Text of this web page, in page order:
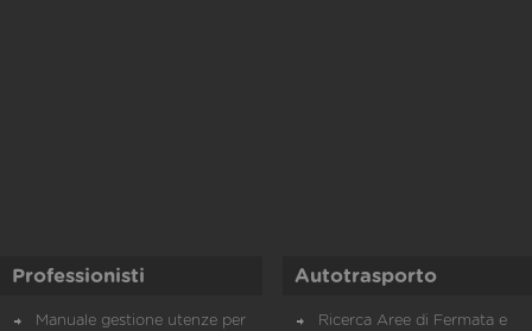
Professionisti
Manuale gestione utenze per
Autotrasporto
Ricerca Aree di Fermata e